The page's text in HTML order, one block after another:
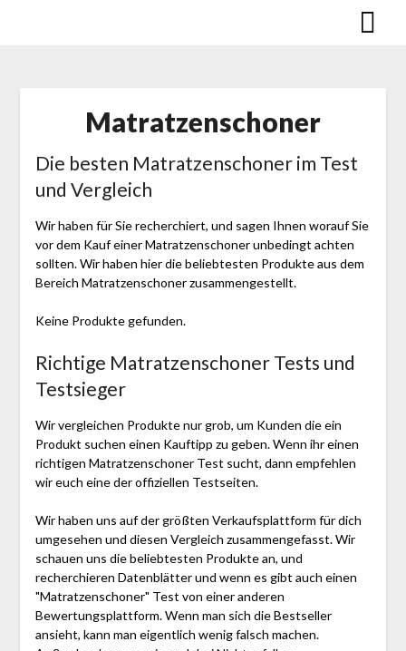
Matratzenschoner
Die besten Matratzenschoner im Test
und Vergleich
Wir haben für Sie recherchiert, und sagen Ihnen worauf Sie
vor dem Kauf einer Matratzenschoner unbedingt achten
sollten. Wir haben hier die beliebtesten Produkte aus dem
Bereich Matratzenschoner zusammengestellt.
Keine Produkte gefunden.
Richtige Matratzenschoner Tests und
Testsieger
Wir vergleichen Produkte nur grob, um Kunden die ein
Produkt suchen einen Kauftipp zu geben. Wenn ihr einen
richtigen Matratzenschoner Test sucht, dann empfehlen
wir euch eine der offiziellen Testseiten.
Wir haben uns auf der größten Verkaufsplattform für dich
umgesehen und diesen Vergleich zusammengefasst. Wir
schauen uns die beliebtesten Produkte an, und
recherchieren Datenblätter und wenn es gibt auch einen
"Matratzenschoner" Test von einer anderen
Bewertungsplattform. Wenn man sich die Bestseller
ansieht, kann man eigentlich wenig falsch machen.